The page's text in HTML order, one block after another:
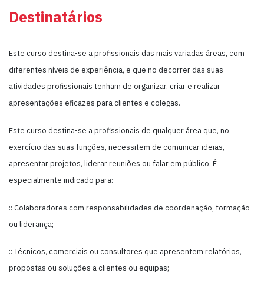
Destinatários
Este curso destina-se a profissionais das mais variadas áreas, com
diferentes níveis de experiência, e que no decorrer das suas
atividades profissionais tenham de organizar, criar e realizar
apresentações eficazes para clientes e colegas.
Este curso destina-se a profissionais de qualquer área que, no
exercício das suas funções, necessitem de comunicar ideias,
apresentar projetos, liderar reuniões ou falar em público. É
especialmente indicado para:
:: Colaboradores com responsabilidades de coordenação, formação
ou liderança;
:: Técnicos, comerciais ou consultores que apresentem relatórios,
propostas ou soluções a clientes ou equipas;